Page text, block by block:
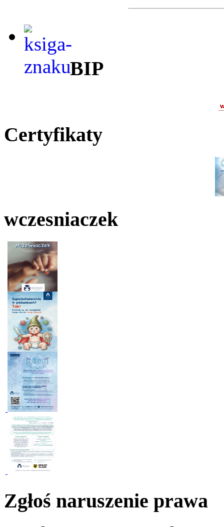
BIP
Certyfikaty
wczesniaczek
Zgłoś naruszenie prawa